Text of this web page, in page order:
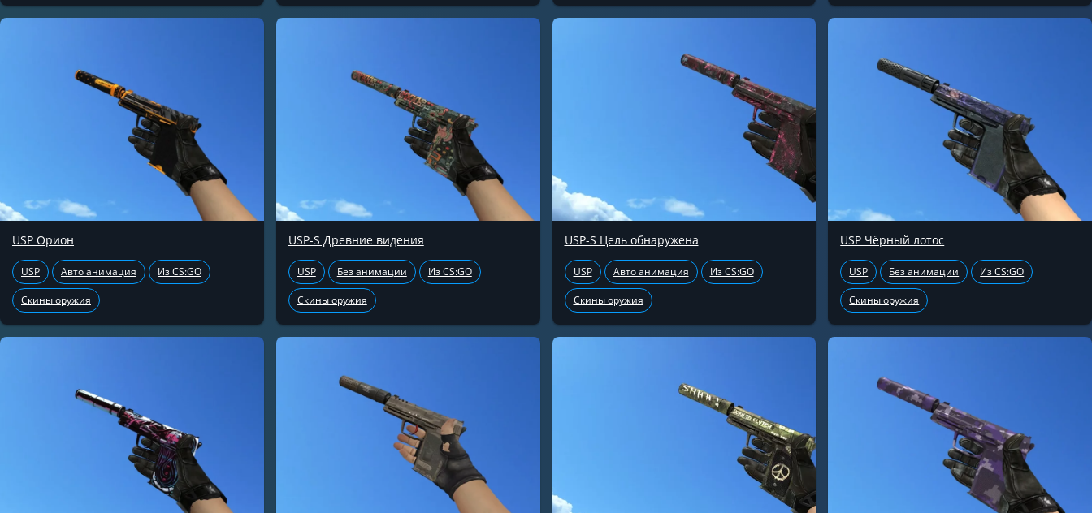
USP Орион
USP Авто анимация Из CS:GO
Скины оружия
USP-S Древние видения
USP Без анимации Из CS:GO
Скины оружия
USP-S Цель обнаружена
USP Авто анимация Из CS:GO
Скины оружия
USP Чёрный лотос
USP Без анимации Из CS:GO
Скины оружия